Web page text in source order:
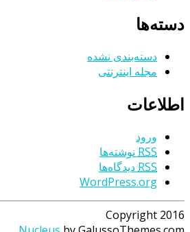
دسته‌ها
دسته‌بندی نشده
مجله اینترنتی
اطلاعات
ورود
RSS نوشته‌ها
RSS دیدگاه‌ها
WordPress.org
Copyright 2016